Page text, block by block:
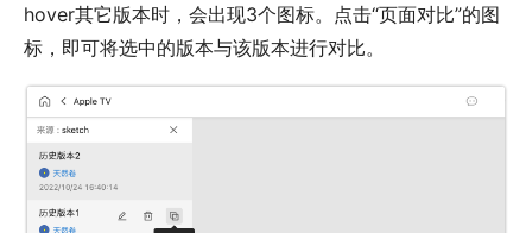
hover其它版本时，会出现3个图标。点击“页面对比”的图
标，即可将选中的版本与该版本进行对比。